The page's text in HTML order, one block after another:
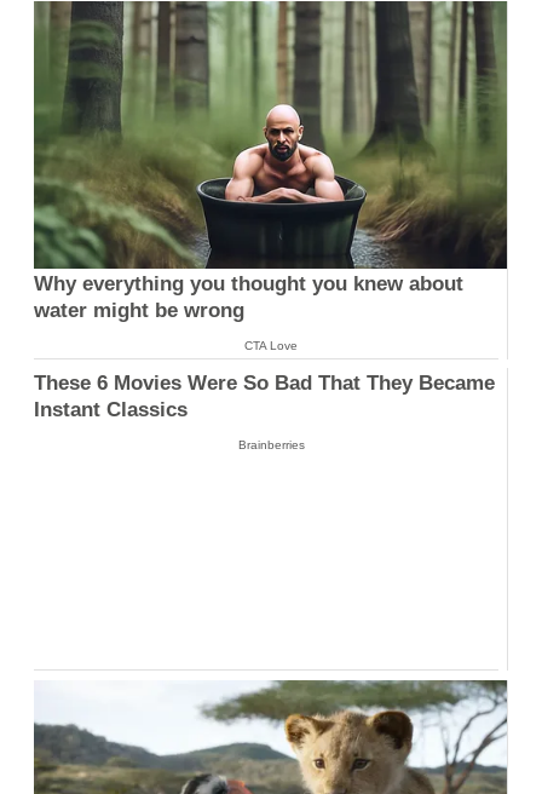
Why everything you thought you knew about
water might be wrong
CTA Love
These 6 Movies Were So Bad That They Became
Instant Classics
Brainberries